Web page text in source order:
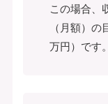
この場合、
（月額）
万円）です。